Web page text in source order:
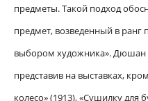
предметы. Такой подход
предмет, возведенный в ранг
выбором художника». Дюшан
представив на выставках,
колесо» (1913), «Сушилку для